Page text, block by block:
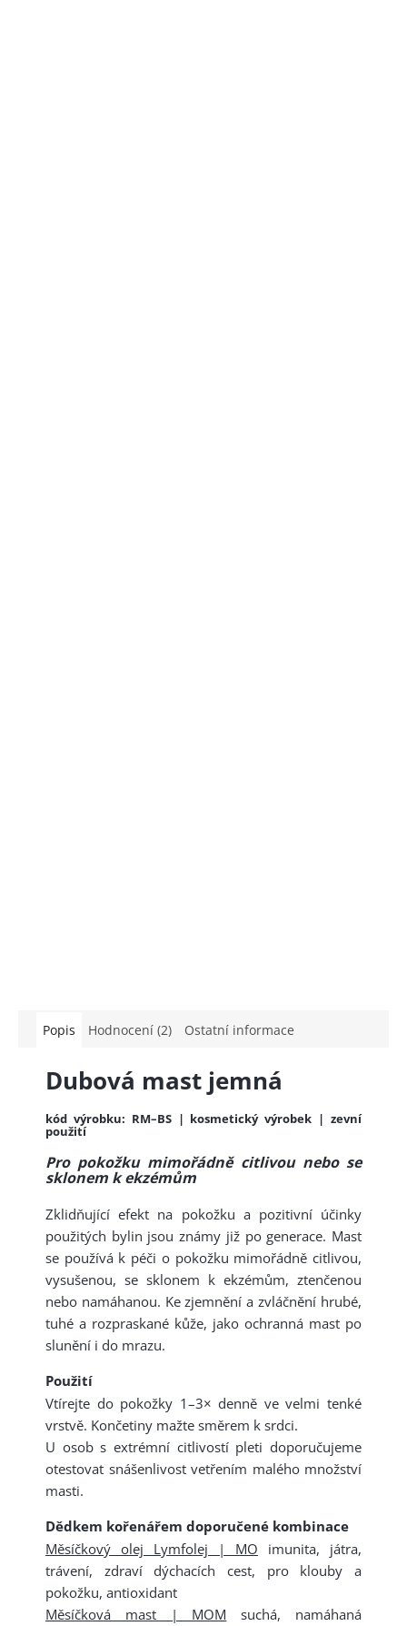
Popis Hodnocení (2) Ostatní informace
Dubová mast jemná
kód výrobku: RM–BS | kosmetický výrobek | zevní
použití
Pro pokožku mimořádně citlivou nebo se
sklonem k ekzémům
Zklidňující efekt na pokožku a pozitivní účinky
použitých bylin jsou známy již po generace. Mast
se používá k péči o pokožku mimořádně citlivou,
vysušenou, se sklonem k ekzémům, ztenčenou
nebo namáhanou. Ke zjemnění a zvláčnění hrubé,
tuhé a rozpraskané kůže, jako ochranná mast po
slunění i do mrazu.
Použití
Vtírejte do pokožky 1–3× denně ve velmi tenké
vrstvě. Končetiny mažte směrem k srdci.
U osob s extrémní citlivostí pleti doporučujeme
otestovat snášenlivost vetřením malého množství
masti.
Dědkem kořenářem doporučené kombinace
Měsíčkový olej Lymfolej | MO imunita, játra,
trávení, zdraví dýchacích cest, pro klouby a
pokožku, antioxidant
Měsíčková mast | MOM suchá, namáhaná